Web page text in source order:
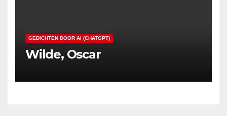
GEDICHTEN DOOR AI (CHATGPT)
Wilde, Oscar